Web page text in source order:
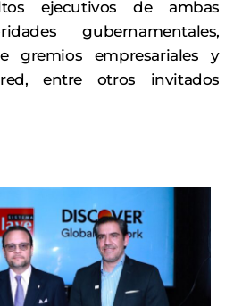
ejecutivos de ambas
gubernamentales,
gremios empresariales y
entre otros invitados